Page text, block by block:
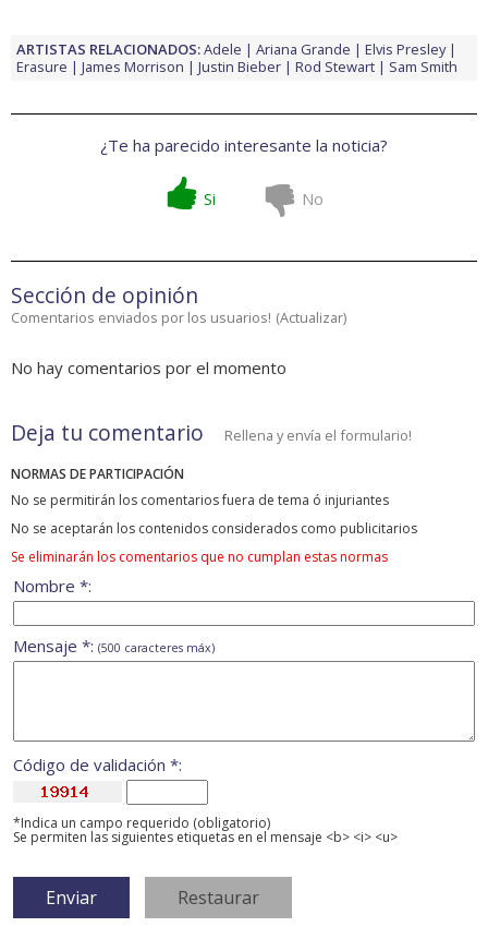
ARTISTAS RELACIONADOS:Adele Ariana Grande
Elvis Presley
Erasure
James Morrison Justin Bieber Rod Stewart Sam Smith
¿Te ha parecido interesante la noticia?
Si No
Sección de opinión
Comentarios enviados por los usuarios! (Actualizar)
No hay comentarios por el momento
Deja tu comentario Rellena y envía el formulario!
NORMAS DE PARTICIPACIÓN
No se permitirán los comentarios fuera de tema ó injuriantes
No se aceptarán los contenidos considerados como publicitarios
Se eliminarán los comentarios que no cumplan estas normas
Nombre *:
Mensaje *: (500 caracteres máx)
Código de validación *:
*Indica un campo requerido (obligatorio)
Se permiten las siguientes etiquetas en el mensaje <b> <i> <u>